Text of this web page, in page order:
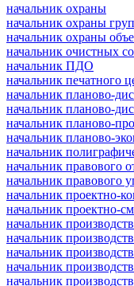
начальник охраны
начальник охраны
начальник охраны
начальник очистных
начальник ПДО
начальник печатного
начальник планово-
начальник планово-
начальник планово-
начальник планово-
начальник
начальник правового
начальник правового
начальник проектно-
начальник проектно-
начальник
начальник
начальник
начальник
начальник